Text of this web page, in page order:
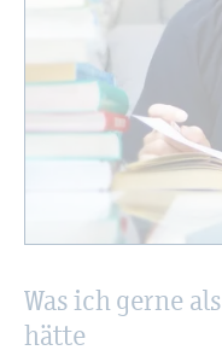
Was ich gerne
hätte